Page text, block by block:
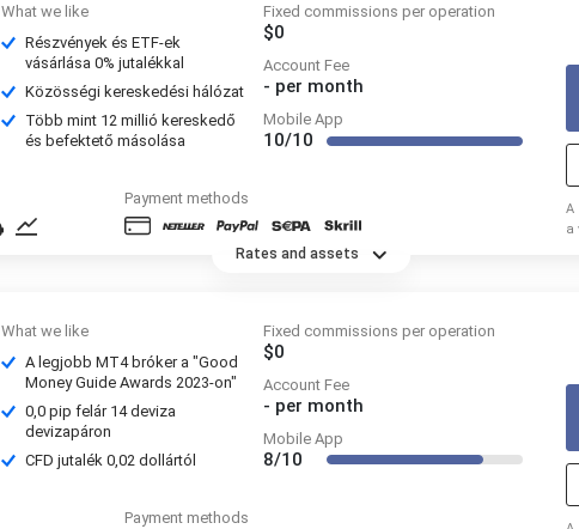
What we like
Részvények és ETF-ek
vásárlása 0% jutalékkal
Közösségi kereskedési hálózat
Több mint 12 millió kereskedő
és befektető másolása
Fixed commissions per operation
$0
Account Fee
- per month
Mobile App
10/10
Payment methods
A
a
Rates and assets
What we like
A legjobb MT4 bróker a "Good
Money Guide Awards 2023-on"
0,0 pip felár 14 deviza
devizapáron
CFD jutalék 0,02 dollártól
Fixed commissions per operation
$0
Account Fee
- per month
Mobile App
8/10
Payment methods